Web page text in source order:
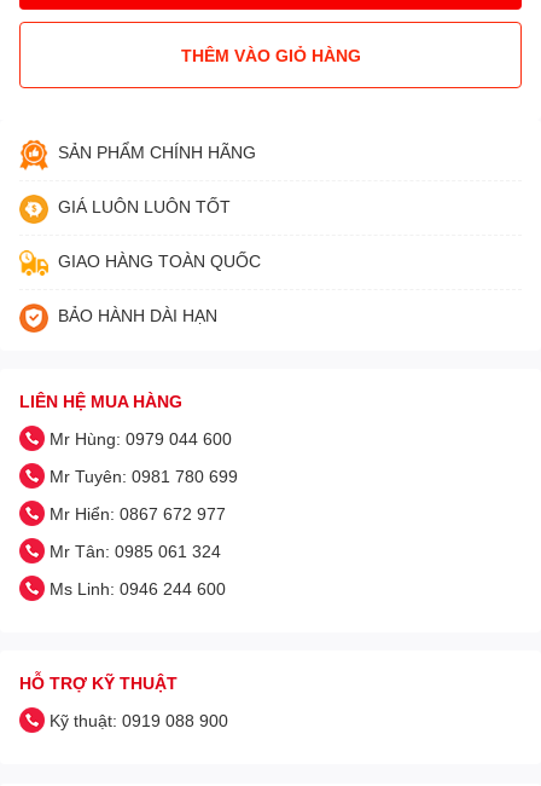
THÊM VÀO GIỎ HÀNG
SẢN PHẨM CHÍNH HÃNG
GIÁ LUÔN LUÔN TỐT
GIAO HÀNG TOÀN QUỐC
BẢO HÀNH DÀI HẠN
LIÊN HỆ MUA HÀNG
Mr Hùng: 0979 044 600
Mr Tuyên: 0981 780 699
Mr Hiển: 0867 672 977
Mr Tân: 0985 061 324
Ms Linh: 0946 244 600
HỖ TRỢ KỸ THUẬT
Kỹ thuật: 0919 088 900